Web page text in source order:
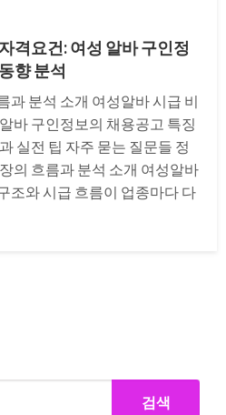
격요건: 여성 알바 구인정
향 분석
과 분석 소개 여성알바 시급 비
바 구인정보의 채용공고 특징
실전 팁 자주 묻는 질문들 정
의 흐름과 분석 소개 여성알바
조와 시급 흐름이 업종마다 다
검색